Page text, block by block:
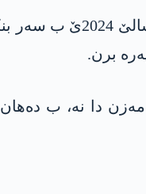
ده‌ستنیشان كر،
برن.
دا نه‌، ب